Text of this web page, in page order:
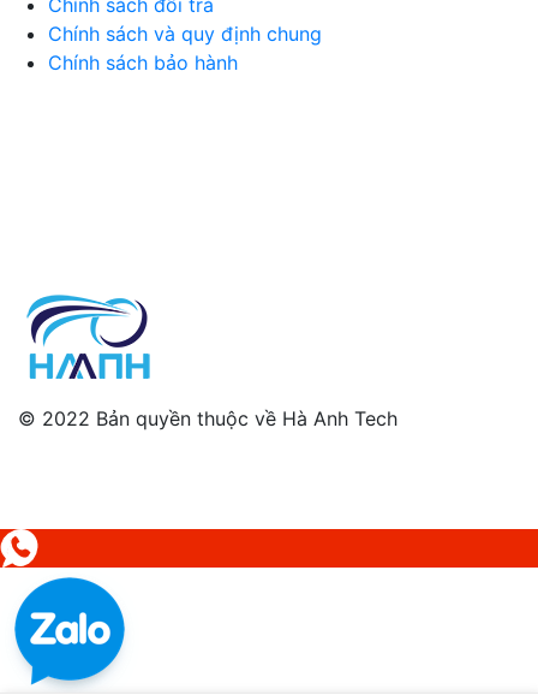
Chính sách và quy định chung
Chính sách bảo hành
© 2022 Bản quyền thuộc về Hà Anh Tech